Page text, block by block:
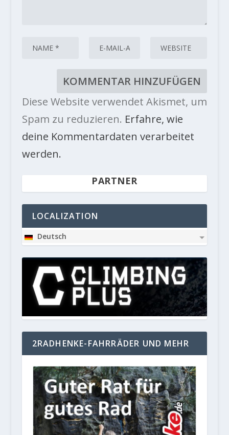
Diese Website verwendet Akismet, um
Spam zu reduzieren. Erfahre, wie
deine Kommentardaten verarbeitet
werden.
PARTNER
LOCALIZATION
Deutsch
2RADHENKE-FAHRRÄDER UND MEHR